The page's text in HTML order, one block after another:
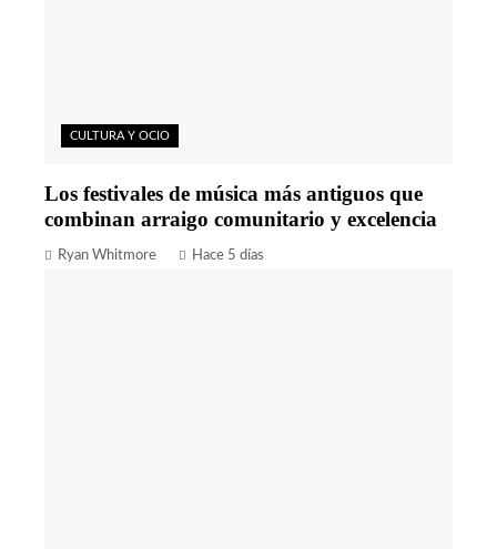
CULTURA Y OCIO
Los festivales de música más antiguos que
combinan arraigo comunitario y excelencia
Ryan Whitmore Hace 5 días